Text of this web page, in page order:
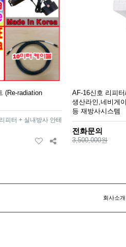
(Re-radiation
피터 + 실내방사 안테
AF-16신호 리피
생산라인,네비게
등 재방사시스템
전화문의
3,500,000원
회사소개